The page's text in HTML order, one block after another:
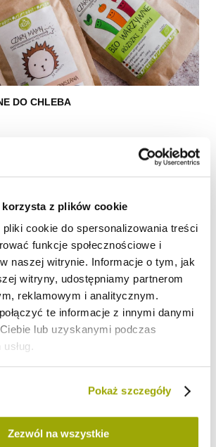
z plików cookie
cookie do spersonalizowania treści
funkcje społecznościowe i
naszej witrynie. Informacje o tym, jak
witryny, udostępniamy partnerom
reklamowym i analitycznym.
te informacje z innymi danymi
lub uzyskanymi podczas
Pokaż szczegóły
Zezwól na wszystkie
DO CHLEBA
pasty: szczypta kukrkumy i mielonej
pasty: ćwierć łyżeczki suszonego czosnku,
bazylii i szczypta suszonej mięty
pasty: szczypta suszonego czosnku i
mielonej słodkiej papryki
kawałki i gotujemy na parze. Do garnka z wodą
i doprowadzamy do wrzenia, cały czas
kaszka powinna zgęstnieć-
i cukinię, do drugiej BIO Różdżkę Smaku Dynia